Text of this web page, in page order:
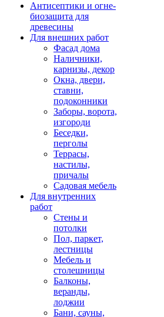
Антисептики и огне-
биозащита для
древесины
Для внешних работ
Фасад дома
Наличники,
карнизы, декор
Окна, двери,
ставни,
подоконники
Заборы, ворота,
изгороди
Беседки,
перголы
Террасы,
настилы,
причалы
Садовая мебель
Для внутренних
работ
Стены и
потолки
Пол, паркет,
лестницы
Мебель и
столешницы
Балконы,
веранды,
лоджии
Бани, сауны,